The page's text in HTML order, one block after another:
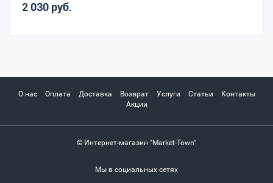
2 030 руб.
О нас Оплата Доставка Возврат Услуги Статьи
Контакты
Акции
© Интернет-магазин "Market-Town"
Мы в социальных сетях